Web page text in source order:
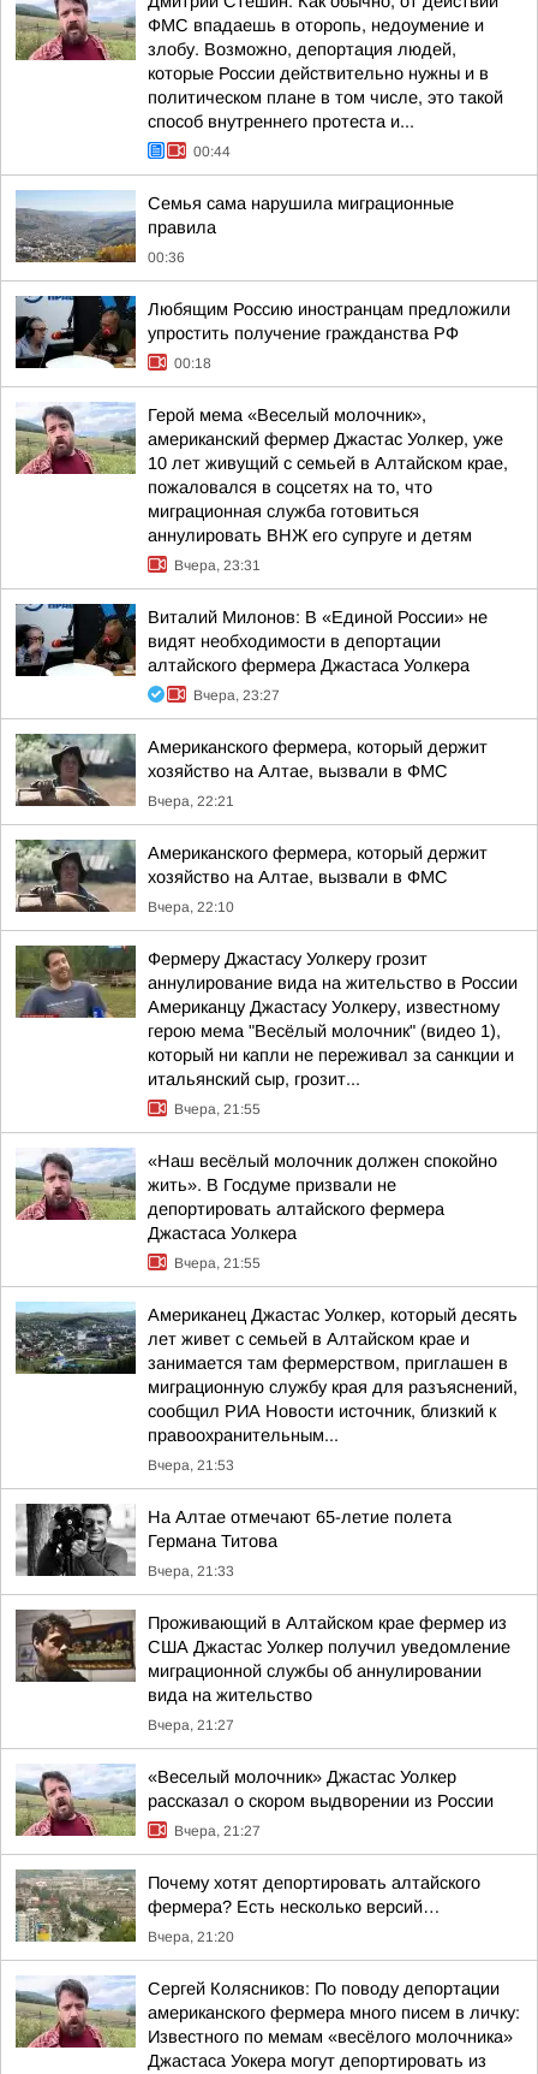
ФМС впадаешь в оторопь, недоумение и
злобу. Возможно, депортация людей,
которые России действительно нужны и в
политическом плане в том числе, это такой
способ внутреннего протеста и...
00:44
Семья сама нарушила миграционные
правила
00:36
Любящим Россию иностранцам предложили
упростить получение гражданства РФ
00:18
Герой мема «Веселый молочник»,
американский фермер Джастас Уолкер, уже
10 лет живущий с семьей в Алтайском крае,
пожаловался в соцсетях на то, что
миграционная служба готовиться
аннулировать ВНЖ его супруге и детям
Вчера, 23:31
Виталий Милонов: В «Единой России» не
видят необходимости в депортации
алтайского фермера Джастаса Уолкера
Вчера, 23:27
Американского фермера, который держит
хозяйство на Алтае, вызвали в ФМС
Вчера, 22:21
Американского фермера, который держит
хозяйство на Алтае, вызвали в ФМС
Вчера, 22:10
Фермеру Джастасу Уолкеру грозит
аннулирование вида на жительство в России
Американцу Джастасу Уолкеру, известному
герою мема "Весёлый молочник" (видео 1),
который ни капли не переживал за санкции и
итальянский сыр, грозит...
Вчера, 21:55
«Наш весёлый молочник должен спокойно
жить». В Госдуме призвали не
депортировать алтайского фермера
Джастаса Уолкера
Вчера, 21:55
Американец Джастас Уолкер, который десять
лет живет с семьей в Алтайском крае и
занимается там фермерством, приглашен в
миграционную службу края для разъяснений,
сообщил РИА Новости источник, близкий к
правоохранительным...
Вчера, 21:53
На Алтае отмечают 65-летие полета
Германа Титова
Вчера, 21:33
Проживающий в Алтайском крае фермер из
США Джастас Уолкер получил уведомление
миграционной службы об аннулировании
вида на жительство
Вчера, 21:27
«Веселый молочник» Джастас Уолкер
рассказал о скором выдворении из России
Вчера, 21:27
Почему хотят депортировать алтайского
фермера? Есть несколько версий…
Вчера, 21:20
Сергей Колясников: По поводу депортации
американского фермера много писем в личку:
Известного по мемам «весёлого молочника»
Джастаса Уокера могут депортировать из